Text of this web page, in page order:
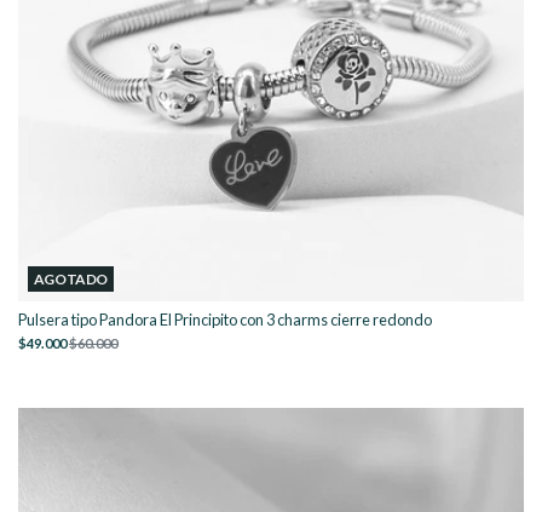
AGOTADO
Pulsera tipo Pandora El Principito con 3 charms cierre redondo
$49.000$60.000